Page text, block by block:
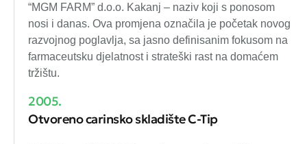
“MGM FARM” d.o.o. Kakanj – naziv koji s ponosom
nosi i danas. Ova promjena označila je početak novog
razvojnog poglavlja, sa jasno definisanim fokusom na
farmaceutsku djelatnost i strateški rast na domaćem
tržištu.
2005.
Otvoreno carinsko skladište C-Tip